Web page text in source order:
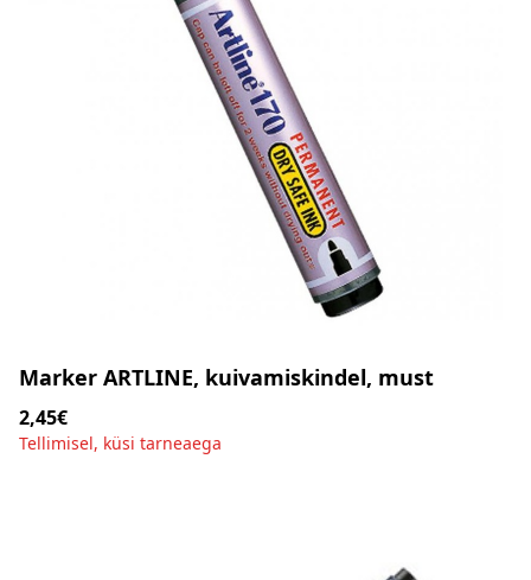
Marker ARTLINE, kuivamiskindel, must
2,45€
Tellimisel, küsi tarneaega